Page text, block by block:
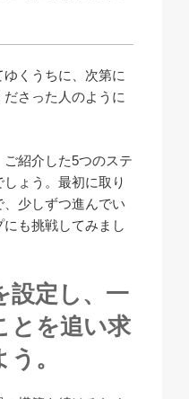
くうちに、次第に
さった人のように
紹介した5つのステ
ょう。最初に取り
少しずつ進んでい
も挑戦してみまし
設定し、一
とを追い求
。